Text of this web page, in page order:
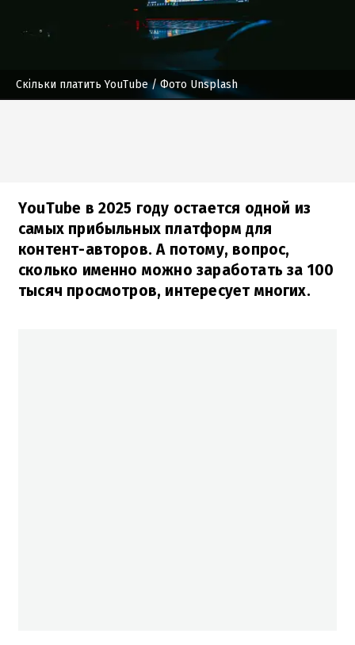
Скільки платить YouTube/ Фото Unsplash
YouTube в 2025 году остается одной из
самых прибыльных платформ для
контент-авторов. А потому, вопрос,
сколько именно можно заработать за 100
тысяч просмотров, интересует многих.